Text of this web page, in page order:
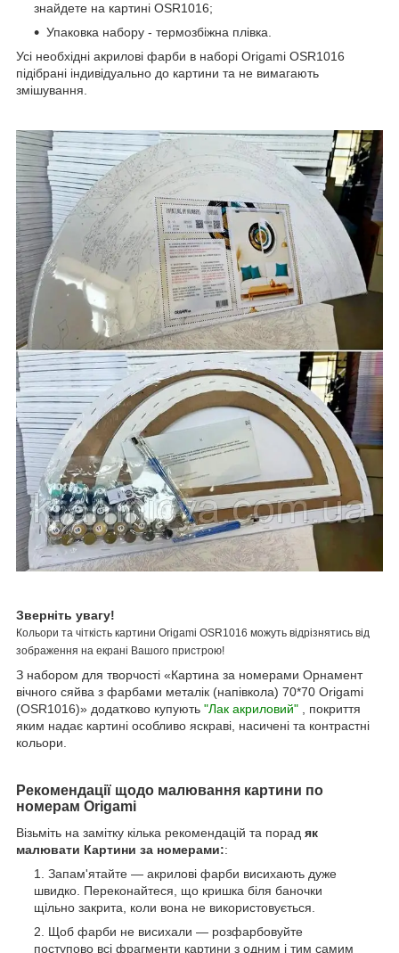
знайдете на картині OSR1016;
Упаковка набору - термозбіжна плівка.
Усі необхідні акрилові фарби в наборі Origami OSR1016
підібрані індивідуально до картини та не вимагають
змішування.
Зверніть увагу!
Кольори та чіткість картини Origami OSR1016 можуть відрізнятись від
зображення на екрані Вашого пристрою!
З набором для творчості «Картина за номерами Орнамент
вічного сяйва з фарбами металік (напівкола) 70*70 Origami
(OSR1016)» додатково купують "Лак акриловий" , покриття
яким надає картині особливо яскраві, насичені та контрастні
кольори.
Рекомендації щодо малювання картини по
номерам Origami
Візьміть на замітку кілька рекомендацій та порад як
малювати Картини за номерами::
Запам'ятайте — акрилові фарби висихають дуже
швидко. Переконайтеся, що кришка біля баночки
щільно закрита, коли вона не використовується.
Щоб фарби не висихали — розфарбовуйте
поступово всі фрагменти картини з одним і тим самим